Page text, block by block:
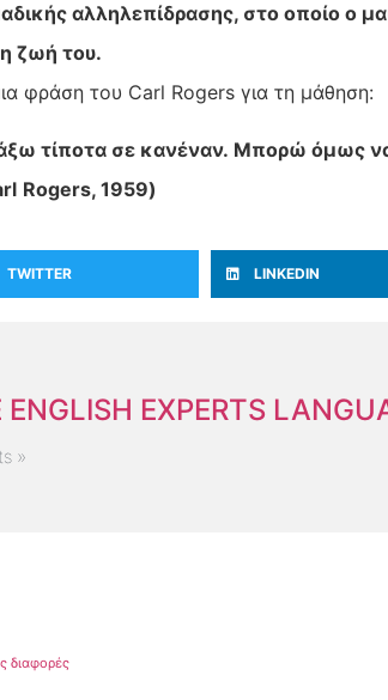
αλληλεπίδρασης, στο οποίο ο
ζωή του.
φράση του Carl Rogers για τη μάθηση:
τίποτα σε κανέναν. Μπορώ όμως να
Rogers, 1959)
TWITTER LINKEDIN
ENGLISH EXPERTS
»
διαφορές